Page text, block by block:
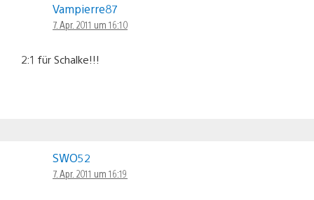
Vampierre87
7. Apr. 2011 um 16:10
2:1 für Schalke!!!
SWO52
7. Apr. 2011 um 16:19